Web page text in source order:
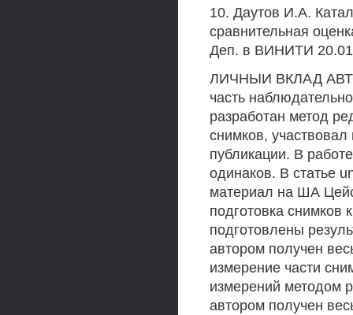
10. Даутов И.А.
сравнительная
Деп. в ВИНИТИ
ЛИЧНЫИ ВКЛАД
часть
разработан метод
снимков, участвовал
публикации. В
одинаков. В статье
материал на ША
подготовка снимков
подготовлены
автором получен
измерение части
измерений методом
автором получен